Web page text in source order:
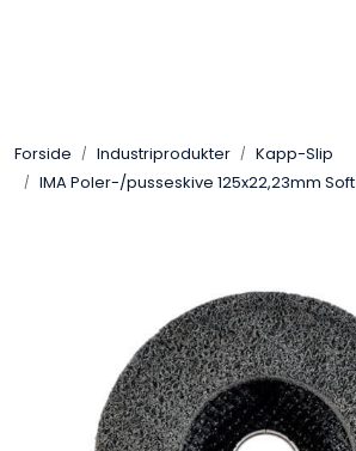
Forside Industriprodukter
Kapp-Slip
IMA Poler-/pusseskive 125x22,23mm Soft
Pakning
Slitasjeteknikk
Verneutstyr